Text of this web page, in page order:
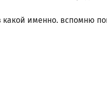
какой именно. вспомню